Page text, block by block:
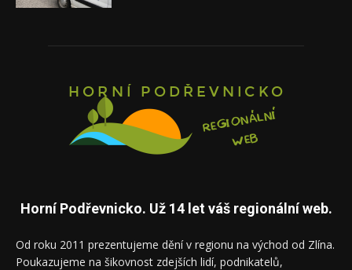
Horní Podřevnicko. Už 14 let váš regionální web.
Od roku 2011 prezentujeme dění v regionu na východ od Zlína.
Poukazujeme na šikovnost zdejších lidí, podnikatelů,